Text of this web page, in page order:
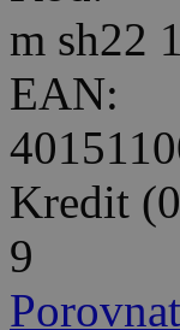
m sh22
EAN:
Kredit
9
Porovnat